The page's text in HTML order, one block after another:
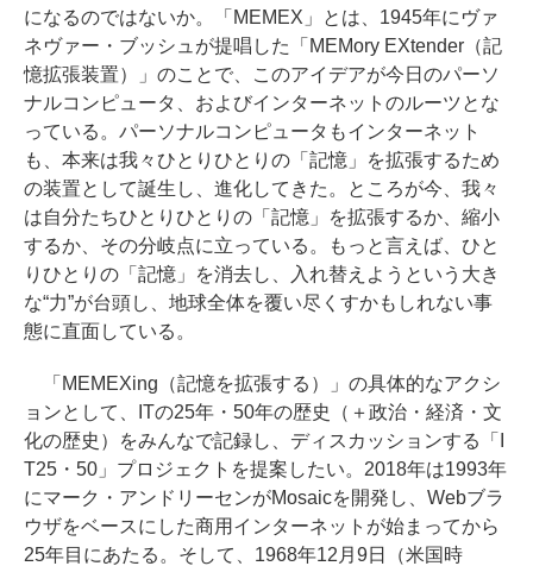
になるのではないか。「MEMEX」とは、1945年にヴァ
ネヴァー・ブッシュが提唱した「MEMory EXtender（記
憶拡張装置）」のことで、このアイデアが今日のパーソ
ナルコンピュータ、およびインターネットのルーツとな
っている。パーソナルコンピュータもインターネット
も、本来は我々ひとりひとりの「記憶」を拡張するため
の装置として誕生し、進化してきた。ところが今、我々
は自分たちひとりひとりの「記憶」を拡張するか、縮小
するか、その分岐点に立っている。もっと言えば、ひと
りひとりの「記憶」を消去し、入れ替えようという大き
な“力”が台頭し、地球全体を覆い尽くすかもしれない事
態に直面している。
「MEMEXing（記憶を拡張する）」の具体的なアクシ
ョンとして、ITの25年・50年の歴史（＋政治・経済・文
化の歴史）をみんなで記録し、ディスカッションする「I
T25・50」プロジェクトを提案したい。2018年は1993年
にマーク・アンドリーセンがMosaicを開発し、Webブラ
ウザをベースにした商用インターネットが始まってから
25年目にあたる。そして、1968年12月9日（米国時